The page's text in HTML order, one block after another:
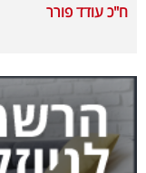
ניוזלטרים
מייל
ח"כ עודד פורר